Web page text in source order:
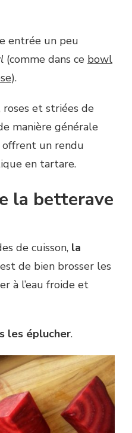
entrée un peu
(comme dans ce bowl
).
roses et striées de
manière générale
offrent un rendu
en tartare.
la betterave
de cuisson, la
est de bien brosser les
à l’eau froide et
les éplucher.